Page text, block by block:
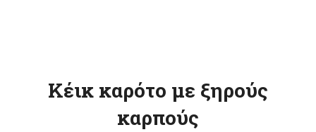
Κέικ καρότο με ξηρούς
καρπούς